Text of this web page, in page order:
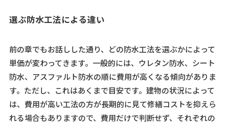
選ぶ防水工法による違い
前の章でもお話しした通り、どの防水工法を選ぶかによって
単価が変わってきます。一般的には、ウレタン防水、シート
防水、アスファルト防水の順に費用が高くなる傾向がありま
す。ただし、これはあくまで目安です。建物の状況によって
は、費用が高い工法の方が長期的に見て修繕コストを抑えら
れる場合もありますので、費用だけで判断せず、それぞれの